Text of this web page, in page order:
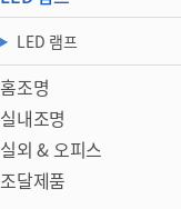
LED 램프
홈조명
실내조명
실외 & 오피스
조달제품